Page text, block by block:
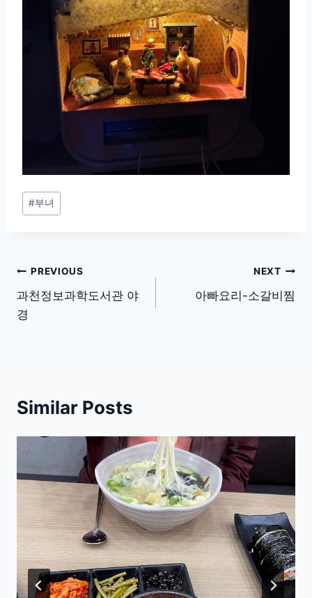
Post
Tags:
#부녀
글
탐
색
PREVIOUS
과천정보과학도서관 야
경
NEXT
아빠요리-소갈비찜
Similar Posts